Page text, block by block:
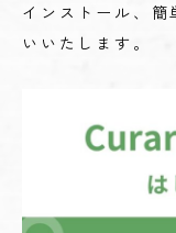
インストール、
いいたします。